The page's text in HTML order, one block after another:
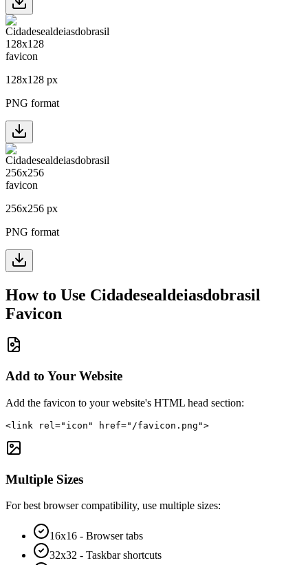
128x128 px
PNG format
256x256 px
PNG format
How to Use Cidadesealdeiasdobrasil
Favicon
Add to Your Website
Add the favicon to your website's HTML head section:
<link rel="icon" href="/favicon.png">
Multiple Sizes
For best browser compatibility, use multiple sizes:
16x16 - Browser tabs
32x32 - Taskbar shortcuts